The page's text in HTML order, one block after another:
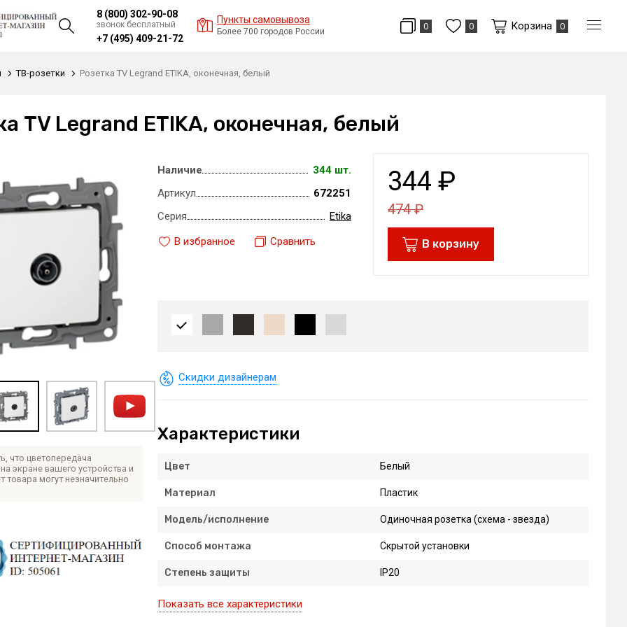
8 (800) 302-90-08
звонок бесплатный
+7 (495) 409-21-72
Пункты самовывоза
Более 700 городов России
0 0 Корзина 0
ТВ-розетки Розетка TV Legrand ETIKA, оконечная, белый
TV Legrand ETIKA, оконечная, белый
что цветопередача
экране вашего устройства и
товара могут незначительно
344 ₽
474₽
В корзину
Наличие
344 шт.
Артикул
672251
Серия
Etika
В избранное
Сравнить
Скидки дизайнерам
Характеристики
Цвет Белый
Материал Пластик
Модель/исполнение Одиночная розетка (схема - звезда)
Способ монтажа Скрытой установки
Степень защиты IP20
Показать все характеристики